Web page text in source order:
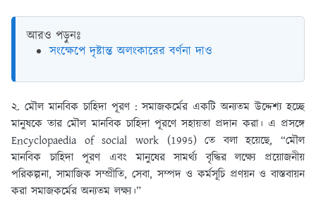
আরও পড়ুনঃ
সংক্ষেপে দৃষ্টান্ত অলংকারের বর্ণনা দাও
২. মৌল মানবিক চাহিদা পূরণ : সমাজকর্মের একটি অন্যতম উদ্দেশ্য হচ্ছে
মানুষকে তার মৌল মানবিক চাহিদা পূরণে সহায়তা প্রদান করা। এ প্রসঙ্গে
Encyclopaedia of social work (1995) তে বলা হয়েছে, “মৌল
মানবিক চাহিদা পূরণ এবং মানুষের সামর্থ্য বৃদ্ধির লক্ষ্যে প্রয়োজনীয়
পরিকল্পনা, সামাজিক সম্প্রীতি, সেবা, সম্পদ ও কর্মসূচি প্রণয়ন ও বাস্তবায়ন
করা সমাজকর্মের অন্যতম লক্ষ্য।”